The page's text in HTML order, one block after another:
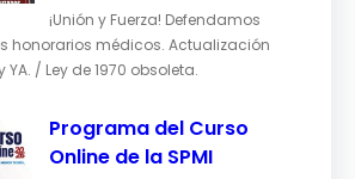
¡Unión y Fuerza! Defendamos
honorarios médicos. Actualización
YA. / Ley de 1970 obsoleta.
Programa del Curso
Online de la SPMI